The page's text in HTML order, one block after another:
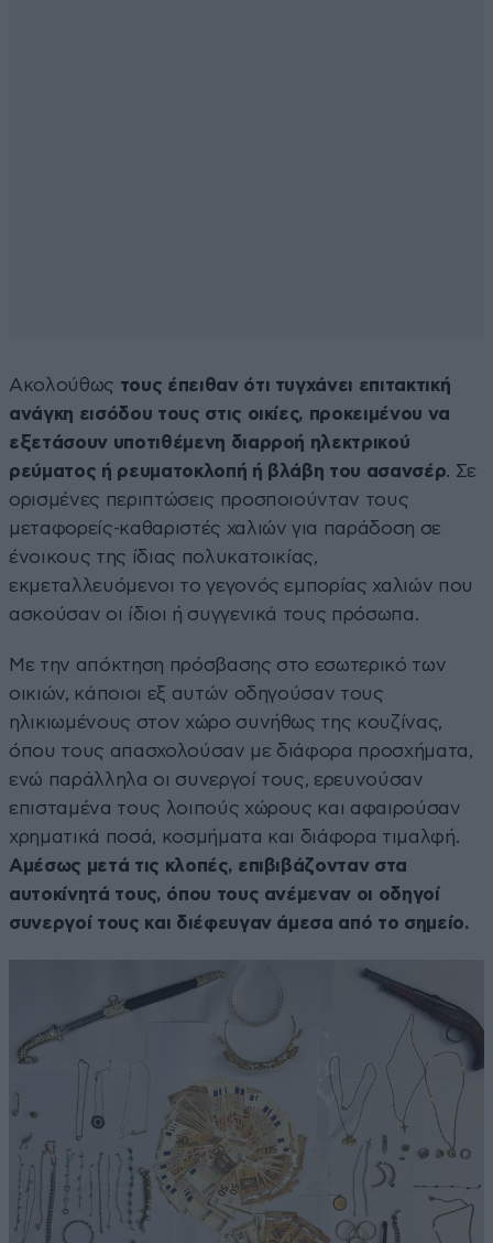
Ακολούθως τους έπειθαν ότι τυγχάνει επιτακτική
ανάγκη εισόδου τους στις οικίες, προκειμένου να
εξετάσουν υποτιθέμενη διαρροή ηλεκτρικού
ρεύματος ή ρευματοκλοπή ή βλάβη του ασανσέρ. Σε
ορισμένες περιπτώσεις προσποιούνταν τους
μεταφορείς-καθαριστές χαλιών για παράδοση σε
ένοικους της ίδιας πολυκατοικίας,
εκμεταλλευόμενοι το γεγονός εμπορίας χαλιών που
ασκούσαν οι ίδιοι ή συγγενικά τους πρόσωπα.
Με την απόκτηση πρόσβασης στο εσωτερικό των
οικιών, κάποιοι εξ αυτών οδηγούσαν τους
ηλικιωμένους στον χώρο συνήθως της κουζίνας,
όπου τους απασχολούσαν με διάφορα προσχήματα,
ενώ παράλληλα οι συνεργοί τους, ερευνούσαν
επισταμένα τους λοιπούς χώρους και αφαιρούσαν
χρηματικά ποσά, κοσμήματα και διάφορα τιμαλφή.
Αμέσως μετά τις κλοπές, επιβιβάζονταν στα
αυτοκίνητά τους, όπου τους ανέμεναν οι οδηγοί
συνεργοί τους και διέφευγαν άμεσα από το σημείο.